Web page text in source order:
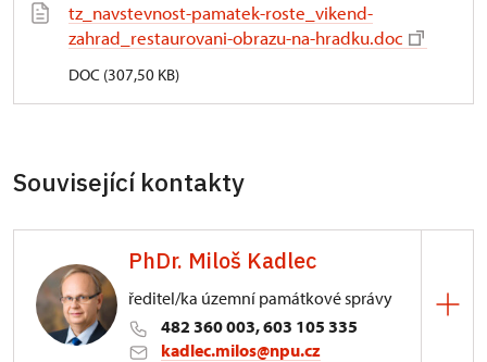
tz_navstevnost-pamatek-roste_vikend-
zahrad_restaurovani-obrazu-na-hradku.doc
DOC (307,50 KB)
Související kontakty
PhDr. Miloš Kadlec
ředitel/ka územní památkové správy
482 360 003, 603 105 335
kadlec.milos@npu.cz